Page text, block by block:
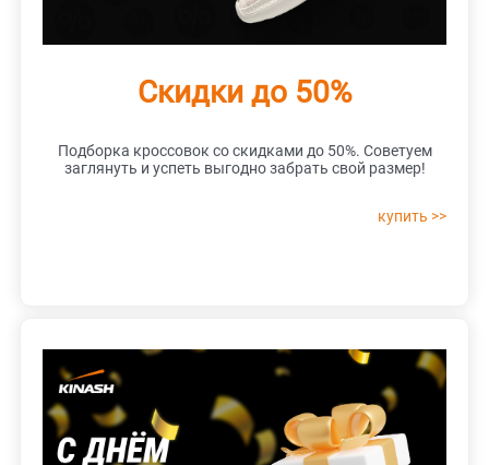
Скидки до 50%
Подборка кроссовок со скидками до 50%. Советуем
заглянуть и успеть выгодно забрать свой размер!
купить >>